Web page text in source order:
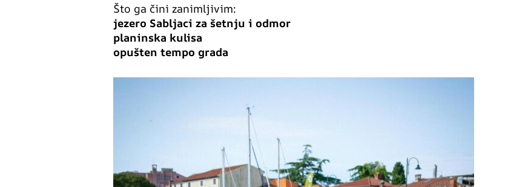
Što ga čini zanimljivim:
jezero Sabljaci za šetnju i odmor
planinska kulisa
opušten tempo grada